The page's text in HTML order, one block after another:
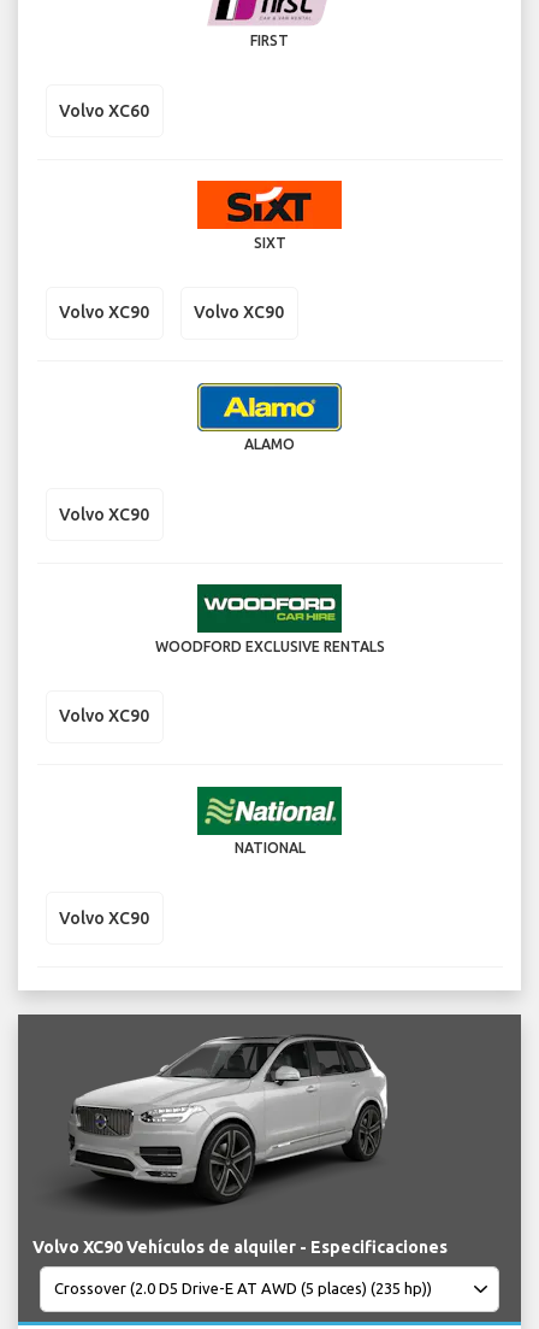
FIRST
Volvo XC60
SIXT
Volvo XC90 Volvo XC90
ALAMO
Volvo XC90
WOODFORD EXCLUSIVE RENTALS
Volvo XC90
NATIONAL
Volvo XC90
Volvo XC90 Vehículos de alquiler - Especificaciones